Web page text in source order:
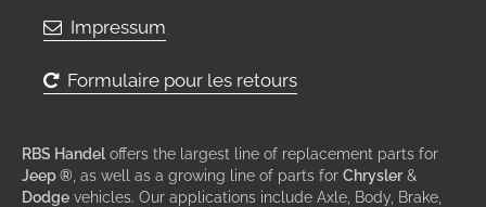
Impressum
Formulaire pour les retours
RBS Handel offers the largest line of replacement parts for
Jeep ® , as well as a growing line of parts for Chrysler &
Dodge vehicles. Our applications include Axle, Body, Brake,